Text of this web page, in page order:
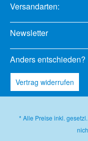
Versandarten:
Newsletter
Anders entschieden?
Vertrag widerrufen
* Alle Preise inkl.